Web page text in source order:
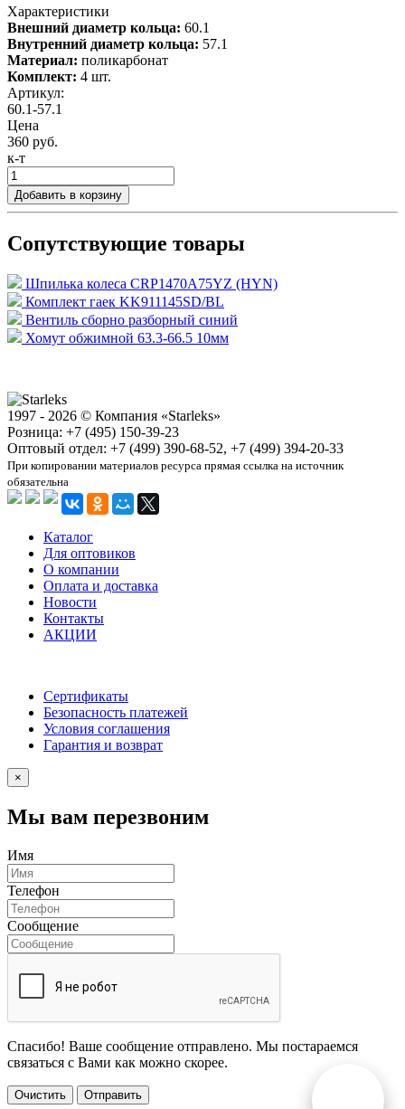
Характеристики
Внешний диаметр кольца: 60.1
Внутренний диаметр кольца: 57.1
Материал: поликарбонат
Комплект: 4 шт.
Артикул:
60.1-57.1
Цена
360 руб.
к-т
Добавить в корзину
Сопутствующие товары
Шпилька колеса CRP1470A75YZ (HYN)
Комплект гаек KK911145SD/BL
Вентиль сборно разборный синий
Хомут обжимной 63.3-66.5 10мм
1997 - 2026 © Компания «Starleks»
Розница: +7 (495) 150-39-23
Оптовый отдел: +7 (499) 390-68-52, +7 (499) 394-20-33
При копировании материалов ресурса прямая ссылка на источник
обязательна
Каталог
Для оптовиков
О компании
Оплата и доставка
Новости
Контакты
АКЦИИ
Сертификаты
Безопасность платежей
Условия соглашения
Гарантия и возврат
×
Мы вам перезвоним
Имя
Телефон
Сообщение
Спасибо! Ваше сообщение отправлено. Мы постараемся
связаться с Вами как можно скорее.
Очистить Отправить